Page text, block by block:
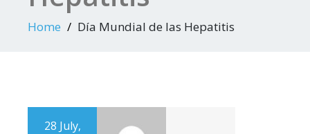
Home Día Mundial de las Hepatitis
28 July,